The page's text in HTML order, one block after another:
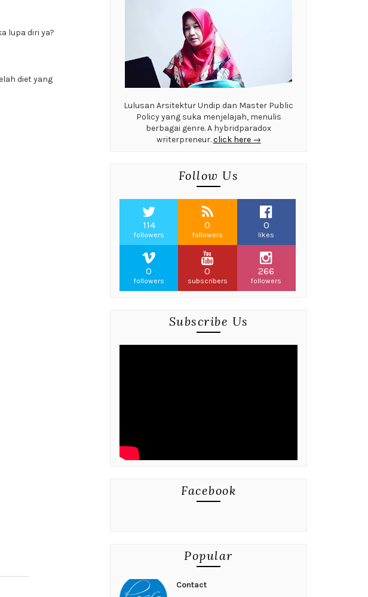
lupa diri ya?
diet yang
Lulusan Arsitektur Undip dan Master Public
Policy yang suka menjelajah, menulis
berbagai genre. A hybridparadox
writerpreneur.click here →
Follow Us
114
followers
0
followers
0
likes
0
followers
0
subscribers
266
followers
Subscribe Us
Facebook
Popular
Contact